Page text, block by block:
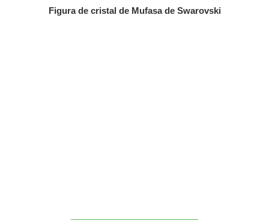
Figura de cristal de Mufasa de Swarovski